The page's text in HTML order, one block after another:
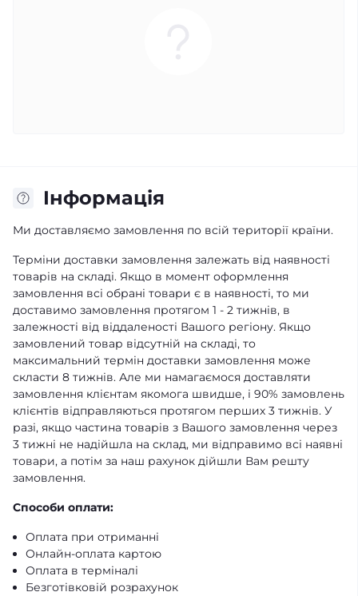
Iнформація
Ми доставляємо замовлення по всій території країни.
Терміни доставки замовлення залежать від наявності
товарів на складі. Якщо в момент оформлення
замовлення всі обрані товари є в наявності, то ми
доставимо замовлення протягом 1 - 2 тижнів, в
залежності від віддаленості Вашого регіону. Якщо
замовлений товар відсутній на складі, то
максимальний термін доставки замовлення може
скласти 8 тижнів. Але ми намагаємося доставляти
замовлення клієнтам якомога швидше, і 90% замовлень
клієнтів відправляються протягом перших 3 тижнів. У
разі, якщо частина товарів з Вашого замовлення через
3 тижні не надійшла на склад, ми відправимо всі наявні
товари, а потім за наш рахунок дійшли Вам решту
замовлення.
Способи оплати:
Оплата при отриманні
Онлайн-оплата картою
Оплата в терміналі
Безготівковій розрахунок